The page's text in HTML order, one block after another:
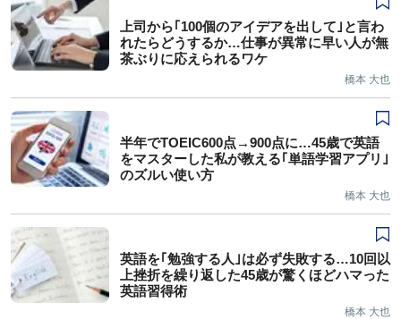
上司から｢100個のアイデアを出して｣と言わ
れたらどうするか…仕事が異常に早い人が無
茶ぶりに応えられるワケ
橋本 大也
半年でTOEIC600点→900点に…45歳で英語
をマスターした私が教える｢単語学習アプリ｣
のズルい使い方
橋本 大也
英語を｢勉強する人｣は必ず失敗する…10回以
上挫折を繰り返した45歳が驚くほどハマった
英語習得術
橋本 大也